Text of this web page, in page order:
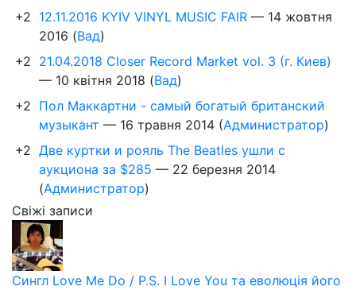
+2 12.11.2016 KYIV VINYL MUSIC FAIR — 14 жовтня
2016 (Вад)
+2 21.04.2018 Closer Record Market vol. 3 (г. Киев)
— 10 квітня 2018 (Вад)
+2 Пол Маккартни - самый богатый британский
музыкант — 16 травня 2014 (Администратор)
+2 Две куртки и рояль The Beatles ушли с
аукциона за $285 — 22 березня 2014
(Администратор)
Свіжі записи
Сингл Love Me Do / P.S. I Love You та еволюція його